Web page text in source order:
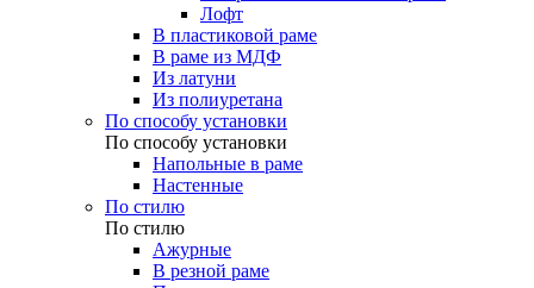
Лофт
В пластиковой раме
В раме из МДФ
Из латуни
Из полиуретана
По способу установки
По способу установки
Напольные в раме
Настенные
По стилю
По стилю
Ажурные
В резной раме